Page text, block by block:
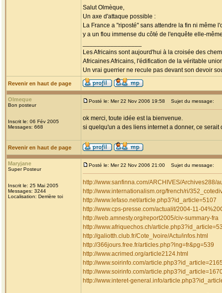
Salut Olmèque,
Un axe d'attaque possible :
La France a "riposté" sans attendre la fin ni même
y a un flou immense du côté de l'enquête elle-
Les Africains sont aujourd'hui à la croisée des
Africaines Africains, l'édification de la véritable
Un vrai guerrier ne recule pas devant son devoir
Revenir en haut de page
Olmeque
Bon posteur
Inscrit le: 06 Fév 2005
Messages: 668
Posté le: Mer 22 Nov 2006 19:58 Sujet du message:
ok merci, toute idée est la bienvenue.
si quelqu'un a des liens internet a donner, ce serait
Revenir en haut de page
Maryjane
Super Posteur
Inscrit le: 25 Mai 2005
Messages: 3244
Localisation: Derrière toi
Posté le: Mer 22 Nov 2006 21:00 Sujet du message:
http://www.sanfinna.com/ARCHIVES/Archives288/
http://www.internationalism.org/french/ri/
http://www.lefaso.net/article.php3?id_article=5107
http://www.cps-presse.com/actualit/2004-11-
http://web.amnesty.org/report2005/civ-summary-fra
http://www.afriquechos.ch/
http://galiotth.club.fr/Cote_Ivoire/Actu/infos.html
http://366jours.free.fr/articles.php?lng=fr&pg=539
http://www.acrimed.org/article2124.html
http://www.soirinfo.com/
http://www.soirinfo.com/
http://www.interet-general.info/